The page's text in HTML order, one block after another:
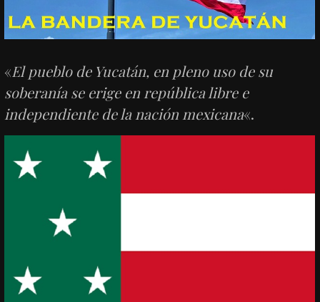
«El pueblo de Yucatán, en pleno uso de su
soberanía se erige en república libre e
independiente de la nación mexicana«.